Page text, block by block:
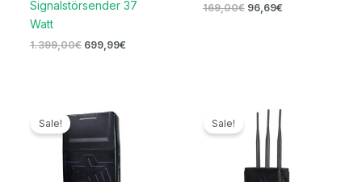
Signalstörsender 37
Watt
1.399,00€ 699,99€
169,00€ 96,69€
Sale! Sale!
Preis
war:
699,00€